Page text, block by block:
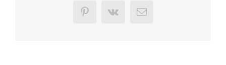
Pinterest
Vk Sähköposti